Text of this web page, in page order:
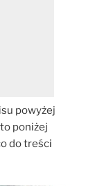
powyżej
poniżej
do treści